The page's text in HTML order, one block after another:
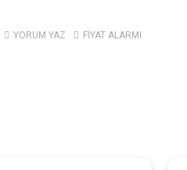
YORUM YAZ FİYAT ALARMI